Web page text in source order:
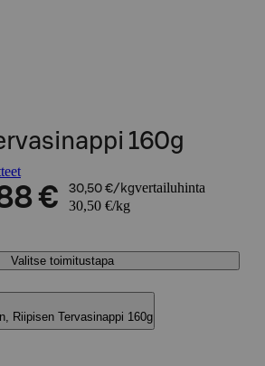
160g
€ 30,50 €/kgvertailuhinta
30,50 €/kg
Valitse toimitustapa
Riipisen Tervasinappi 160g